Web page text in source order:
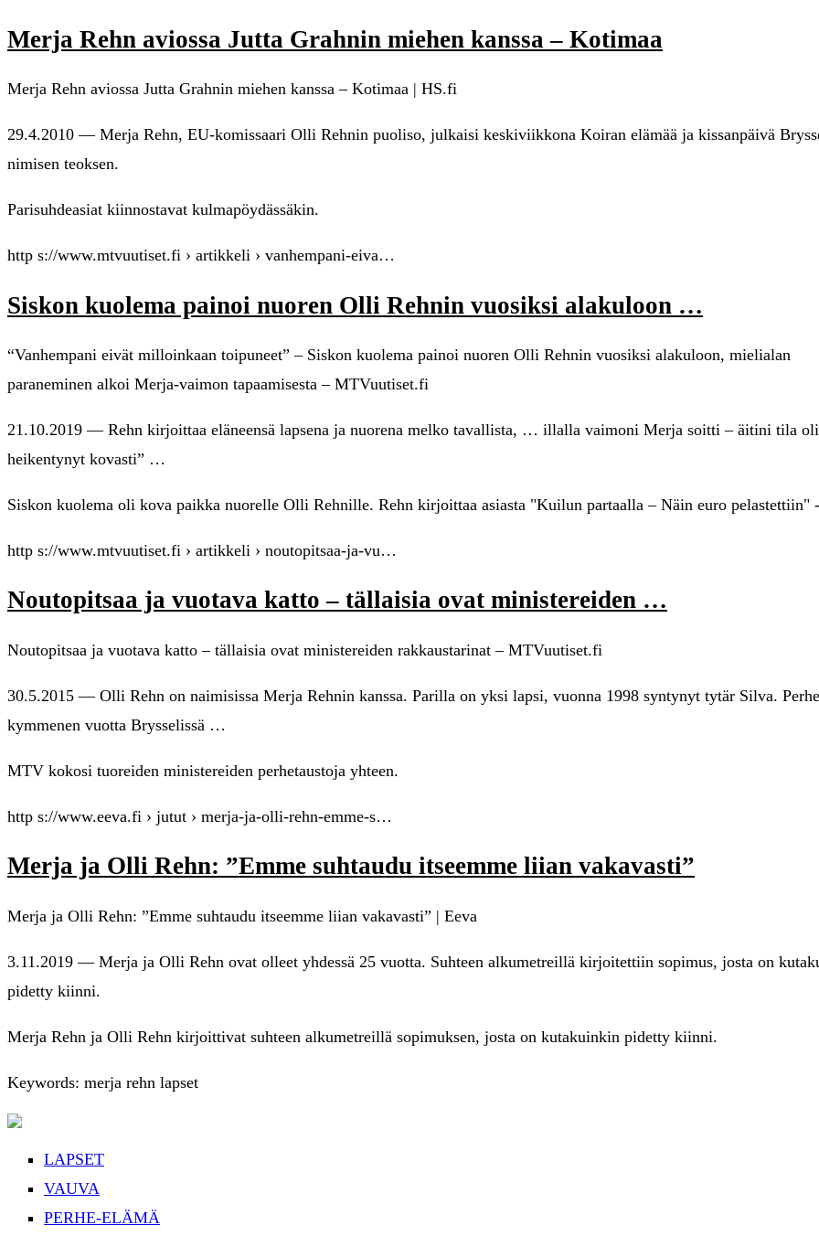
Merja Rehn aviossa Jutta Grahnin miehen kanssa – Kotimaa
Merja Rehn aviossa Jutta Grahnin miehen kanssa – Kotimaa | HS.fi
29.4.2010 — Merja Rehn, EU-komissaari Olli Rehnin puoliso, julkaisi keskiviikkona Koiran elämää ja kissanpäivä
nimisen teoksen.
Parisuhdeasiat kiinnostavat kulmapöydässäkin.
http s://www.mtvuutiset.fi › artikkeli › vanhempani-eiva…
Siskon kuolema painoi nuoren Olli Rehnin vuosiksi alakuloon …
“Vanhempani eivät milloinkaan toipuneet” – Siskon kuolema painoi nuoren Olli Rehnin vuosiksi alakuloon, mielialan
paraneminen alkoi Merja-vaimon tapaamisesta – MTVuutiset.fi
21.10.2019 — Rehn kirjoittaa eläneensä lapsena ja nuorena melko tavallista, … illalla vaimoni Merja soitti – äitini tila oli
heikentynyt kovasti” …
Siskon kuolema oli kova paikka nuorelle Olli Rehnille. Rehn kirjoittaa asiasta "Kuilun partaalla – Näin euro pelastettiin"
http s://www.mtvuutiset.fi › artikkeli › noutopitsaa-ja-vu…
Noutopitsaa ja vuotava katto – tällaisia ovat ministereiden …
Noutopitsaa ja vuotava katto – tällaisia ovat ministereiden rakkaustarinat – MTVuutiset.fi
30.5.2015 — Olli Rehn on naimisissa Merja Rehnin kanssa. Parilla on yksi lapsi, vuonna 1998 syntynyt tytär Silva.
kymmenen vuotta Brysselissä …
MTV kokosi tuoreiden ministereiden perhetaustoja yhteen.
http s://www.eeva.fi › jutut › merja-ja-olli-rehn-emme-s…
Merja ja Olli Rehn: ”Emme suhtaudu itseemme liian vakavasti”
Merja ja Olli Rehn: ”Emme suhtaudu itseemme liian vakavasti” | Eeva
3.11.2019 — Merja ja Olli Rehn ovat olleet yhdessä 25 vuotta. Suhteen alkumetreillä kirjoitettiin sopimus, josta on
pidetty kiinni.
Merja Rehn ja Olli Rehn kirjoittivat suhteen alkumetreillä sopimuksen, josta on kutakuinkin pidetty kiinni.
Keywords: merja rehn lapset
LAPSET
VAUVA
PERHE-ELÄMÄ